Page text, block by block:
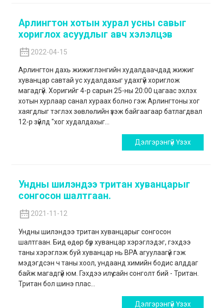
Арлингтон хотын хурал усны савыг
хориглох асуудлыг авч хэлэлцэв
2022-04-15
Арлингтон дахь жижиглэнгийн худалдаачдад жижиг
хуванцар савтай ус худалдахыг удахгүй хориглож
магадгүй. Хоригийг 4-р сарын 25-ны 20:00 цагаас эхлэх
хотын хурлаар санал хураах болно гэж Арлингтоны хог
хаягдлыг тэглэх зөвлөлийн үзэж байгаагаар батлагдвал
12-р зүйлд "хог худалдахыг...
Дэлгэрэнгүй Үзэх
Ундны шилэндээ тритан хуванцарыг
сонгосон шалтгаан.
2021-11-12
Ундны шилэндээ тритан хуванцарыг сонгосон
шалтгаан. Бид өдөр бүр хуванцар хэрэглэдэг, гэхдээ
таны хэрэглэж буй хуванцар нь BPA агуулаагүй гэж
мэдэгдсэн ч таны хоол, ундаанд химийн бодис алддаг
байж магадгүй юм. Гэхдээ илүү сайн сонголт бий - Тритан.
Тритан бол шинэ плас...
Дэлгэрэнгүй Үзэх